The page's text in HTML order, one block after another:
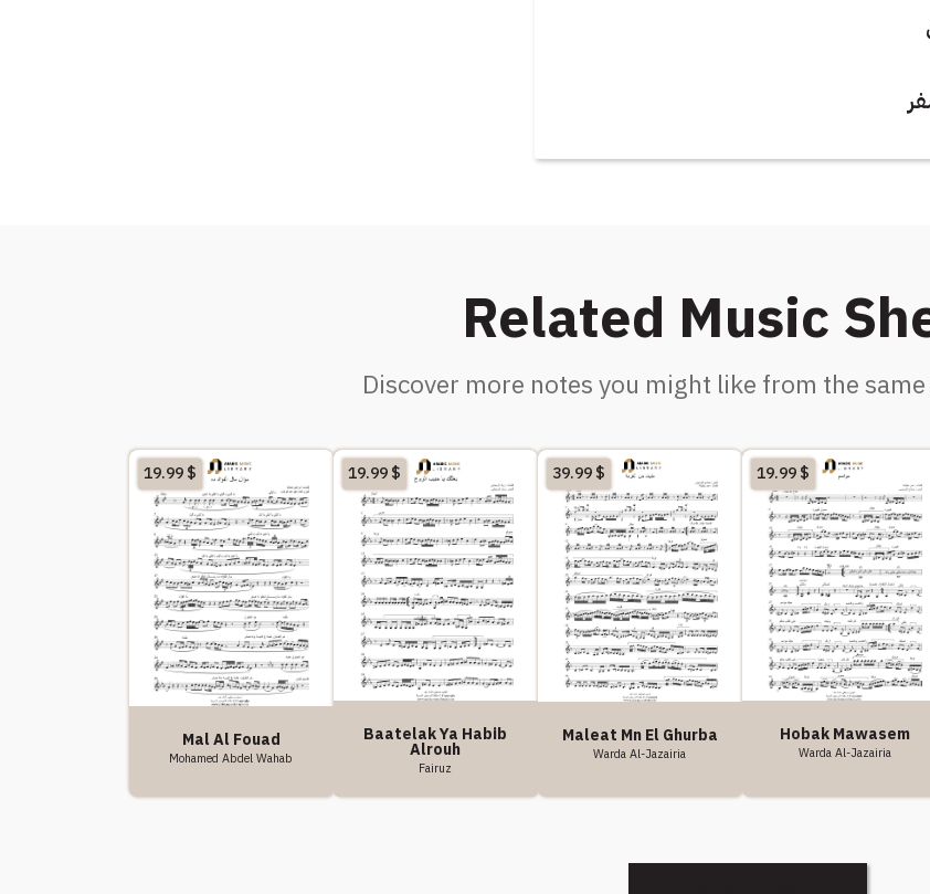
Related Music
Discover more notes you might like from the
Mal Al Fouad
Mohamed Abdel Wahab
19.99$
Baatelak Ya Habib
Alrouh
Fairuz
19.99$
Maleat Mn El Ghurba
Warda Al-Jazairia
39.99$
Hobak Mawasem
Warda Al-Jazairia
19.99$